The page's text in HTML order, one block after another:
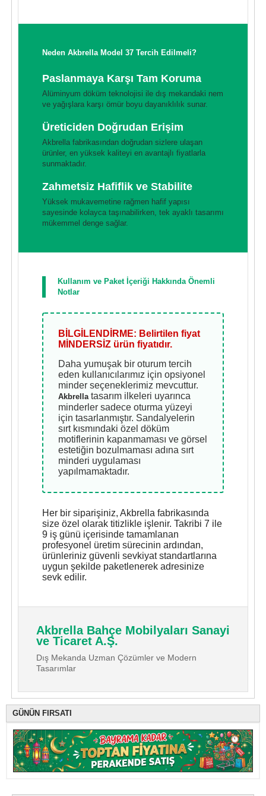
Neden Akbrella Model 37 Tercih Edilmeli?
Paslanmaya Karşı Tam Koruma
Alüminyum döküm teknolojisi ile dış mekandaki nem
ve yağışlara karşı ömür boyu dayanıklılık sunar.
Üreticiden Doğrudan Erişim
Akbrella fabrikasından doğrudan sizlere ulaşan
ürünler, en yüksek kaliteyi en avantajlı fiyatlarla
sunmaktadır.
Zahmetsiz Hafiflik ve Stabilite
Yüksek mukavemetine rağmen hafif yapısı
sayesinde kolayca taşınabilirken, tek ayaklı tasarımı
mükemmel denge sağlar.
Kullanım ve Paket İçeriği Hakkında Önemli
Notlar
BİLGİLENDİRME: Belirtilen fiyat
MİNDERSİZ ürün fiyatıdır.
Daha yumuşak bir oturum tercih
eden kullanıcılarımız için opsiyonel
minder seçeneklerimiz mevcuttur.
Akbrellatasarım ilkeleri uyarınca
minderler sadece oturma yüzeyi
için tasarlanmıştır. Sandalyelerin
sırt kısmındaki özel döküm
motiflerinin kapanmaması ve görsel
estetiğin bozulmaması adına sırt
minderi uygulaması
yapılmamaktadır.
Her bir siparişiniz, Akbrella fabrikasında
size özel olarak titizlikle işlenir. Takribi 7 ile
9 iş günü içerisinde tamamlanan
profesyonel üretim sürecinin ardından,
ürünleriniz güvenli sevkiyat standartlarına
uygun şekilde paketlenerek adresinize
sevk edilir.
Akbrella Bahçe Mobilyaları Sanayi
ve Ticaret A.Ş.
Dış Mekanda Uzman Çözümler ve Modern
Tasarımlar
GÜNÜN FIRSATI